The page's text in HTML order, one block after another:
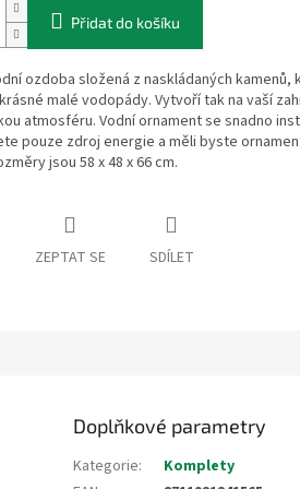
Přidat do košíku
ozdoba složená z naskládaných kamenů,
malé vodopády. Vytvoří tak na vaší
atmosféru. Vodní ornament se snadno
pouze zdroj energie a měli byste
jsou 58 x 48 x 66 cm.
ZEPTAT SE SDÍLET
Doplňkové parametry
Kategorie:
Komplety